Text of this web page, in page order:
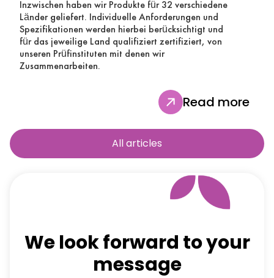
Inzwischen haben wir Produkte für 32 verschiedene
Länder geliefert. Individuelle Anforderungen und
Spezifikationen werden hierbei berücksichtigt und
für das jeweilige Land qualifiziert zertifiziert, von
unseren Prüfinstituten mit denen wir
Zusammenarbeiten.
Read more
All articles
We look forward to your
message